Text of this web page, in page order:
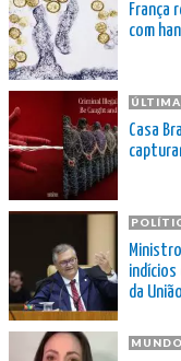
França
com
Casa
indícios
da
MUNDO